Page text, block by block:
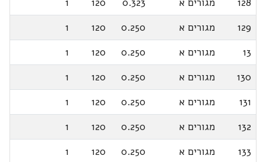
129
מגורים א 0.250
120
1
13
מגורים א 0.250
120
1
130
מגורים א 0.250
120
1
131
מגורים א 0.250
120
1
132
מגורים א 0.250
120
1
133
מגורים א 0.250
120
1